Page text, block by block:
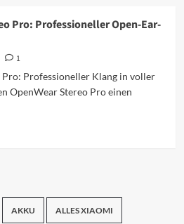
Pro: Professioneller Open-Ear-
1
Professioneller Klang in voller
OpenWear Stereo Pro einen
AKKU ALLES XIAOMI